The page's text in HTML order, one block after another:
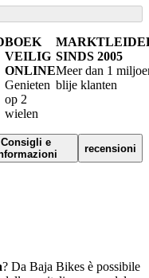
BOEK
VEILIG
ONLINE
Genieten
op 2
wielen
SINDS 2005
Meer dan 1
blije klanten
Consigli e
recensioni
? Da Baja Bikes è possibile